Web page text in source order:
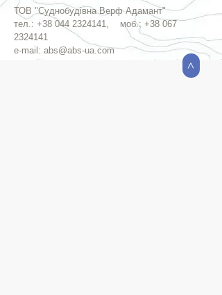
ТОВ "Суднобудівна Верф Адамант"
тел.: +38 044 2324141, моб.: +38 067
2324141
e-mail: abs@abs-ua.com
>